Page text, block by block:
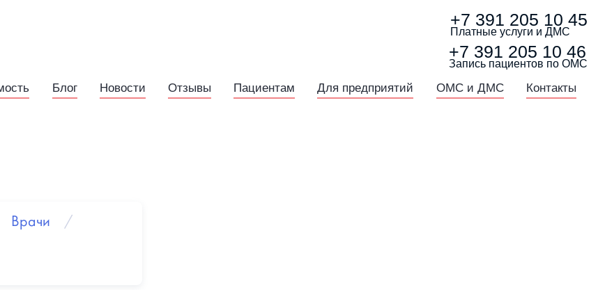
Блог Новости Отзывы Пациентам Для предприятий ОМС и ДМС Контакты
+7 391 205 10 45
Платные услуги и ДМС
+7 391 205 10 46
Запись пациентов по ОМС
Врачи /